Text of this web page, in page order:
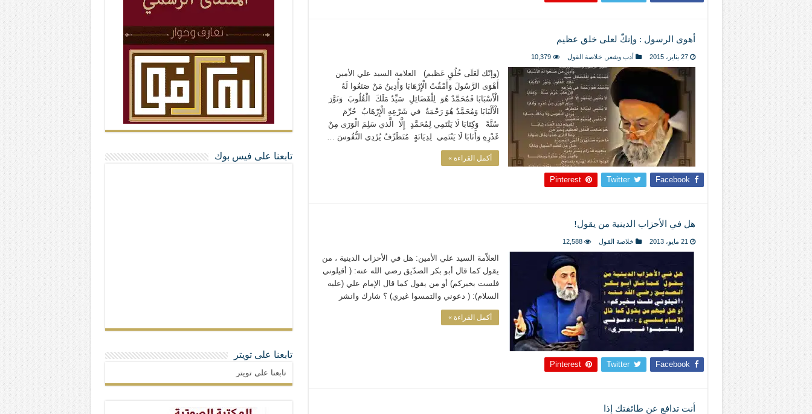
أهوى الرسول : وإنكّ لعلى خلق عظيم
27 يناير، 2015 أدب وشعر خلاصة القول 10,379
(وإنّك لَعَلَى خُلُقٍ عَظيم) العلامة السيد علي الأمين
أَهْوَى الرَّسُولَ وَأَمْقُتُ الْإِرْهَابَا وَأُدِينُ مَنْ صَنَعُوا لَهُ
الْأَسْبَابَا فَمُحَمَّدٌ هُوَ لِلْفَضَائِلِ سَيِّدٌ مَلَكَ الْقُلُوبَ وَنَوَّرَ
الْأَلْبَابَا وَمُحَمَّدٌ هُوَ رَحْمَةٌ في شَرْعِهِ الْإِرْهَابُ حُرِّمَ
سُنَّةً وَكِتَابَا لَا يَنْتَمِي لِمُحَمَّدٍ إِلَّا الَّذي سَلِمَ الْوَرَى مِنْ
غَدْرِهِ وَأَنَابَا لَا يَنْتَمِي لِدِيَانَةٍ مُتَطَرِّفٌ يُرْدِي النُّفُوسَ …
أكمل القراءة »
Facebook
Twitter
Pinterest
هل في الأحزاب الدينية من يقول!
21 مايو، 2013 خلاصة القول 12,588
العلاّمة السيد علي الأمين: هل في الأحزاب الدينية ، من
يقول كما قال أبو بكر الصدّيق رضي الله عنه: ( أقيلوني
فلست بخيركم) أو من يقول كما قال الإمام علي (عليه
السلام): ( دعوني والتمسوا غيري) ؟ شارك وانشر
أكمل القراءة »
Facebook
Twitter
Pinterest
أنت تدافع عن طائفتك إذا
تابعنا على فيس بوك
تابعنا على تويتر
تابعنا على تويتر